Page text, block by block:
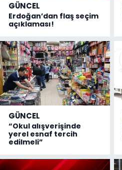
GÜNCEL
Erdoğan’dan flaş seçim
açıklaması!
GÜNCEL
“Okul alışverişinde
yerel esnaf tercih
edilmeli”